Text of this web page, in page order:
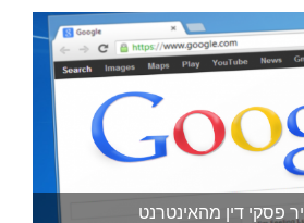
דין מהאינטרנט